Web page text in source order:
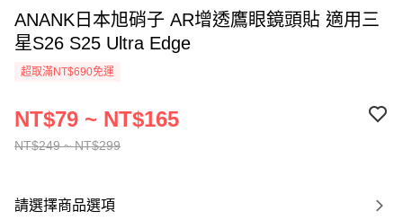
ANANK日本旭硝子 AR增透鷹眼鏡頭貼 適用三
星S26 S25 Ultra Edge
超取滿NT$690免運
NT$249 ~ NT$299
NT$79 ~ NT$165
請選擇商品選項